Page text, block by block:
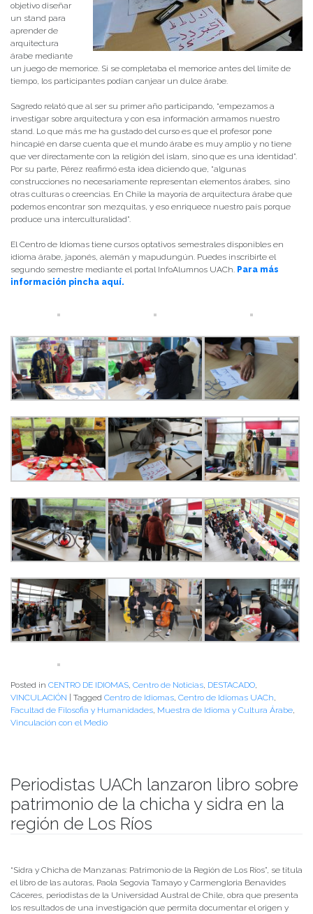
objetivo diseñar
un stand para
aprender de
arquitectura
árabe mediante
un juego de memorice. Si se completaba el memorice antes del límite de
tiempo, los participantes podían canjear un dulce árabe.
Sagredo relató que al ser su primer año participando, “empezamos a
investigar sobre arquitectura y con esa información armamos nuestro
stand. Lo que más me ha gustado del curso es que el profesor pone
hincapié en darse cuenta que el mundo árabe es muy amplio y no tiene
que ver directamente con la religión del islam, sino que es una identidad”.
Por su parte, Pérez reafirmó esta idea diciendo que, “algunas
construcciones no necesariamente representan elementos árabes, sino
otras culturas o creencias. En Chile la mayoría de arquitectura árabe que
podemos encontrar son mezquitas, y eso enriquece nuestro país porque
produce una interculturalidad”.
El Centro de Idiomas tiene cursos optativos semestrales disponibles en
idioma árabe, japonés, alemán y mapudungún. Puedes inscribirte el
segundo semestre mediante el portal InfoAlumnos UACh. Para más
información pincha aquí.
Posted in CENTRO DE IDIOMAS, Centro de Noticias, DESTACADO,
VINCULACIÓN
Tagged Centro de Idiomas, Centro de Idiomas UACh,
Facultad de Filosofia y Humanidades, Muestra de Idioma y Cultura Árabe,
Vinculación con el Medio
Periodistas UACh lanzaron libro sobre
patrimonio de la chicha y sidra en la
región de Los Ríos
“Sidra y Chicha de Manzanas: Patrimonio de la Región de Los Ríos”, se titula
el libro de las autoras, Paola Segovia Tamayo y Carmengloria Benavides
Cáceres, periodistas de la Universidad Austral de Chile, obra que presenta
los resultados de una investigación que permita documentar el origen y